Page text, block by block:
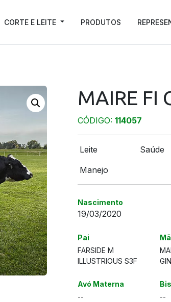
CORTE E LEITE PRODUTOS
MAIRE FI
CÓDIGO: 114057
Leite Saúde
Manejo
Nascimento
19/03/2020
Pai
FARSIDE M
ILLUSTRIOUS S3F
Avó Materna
--
--